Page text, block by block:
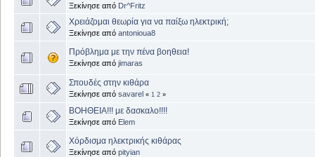
Ξεκίνησε από Dr^Fritz
Χρειάζομαι θεωρία για να παίξω ηλεκτρική;
Ξεκίνησε από antonioua8
Πρόβλημα με την πένα βοηθεια!
Ξεκίνησε από jimaras
Σπουδές στην κιθάρα
Ξεκίνησε από savarel « 1 2 »
ΒΟΗΘΕΙΑ!!! με δασκαλο!!!!
Ξεκίνησε από Elem
Χόρδισμα ηλεκτρικής κιθάρας
Ξεκίνησε από pityian